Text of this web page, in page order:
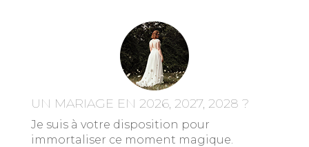
UN MARIAGE EN 2026, 2027, 2028 ?
Je suis à votre disposition pour
immortaliser ce moment magique.